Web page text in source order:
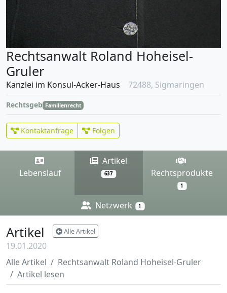
Rechtsanwalt Roland Hoheisel-
Gruler
Kanzlei im Konsul-Acker-Haus 72488, Sigmaringen
RechtsgebieteFamilienrecht
Kontaktanfrage Folgen
Lebenslauf
Artikel
637 Rechtsprodukte
1
Netzwerk 1
Artikel Alle Artikel
19.01.2020
Alle Artikel
Rechtsanwalt Roland Hoheisel-Gruler
Artikel lesen